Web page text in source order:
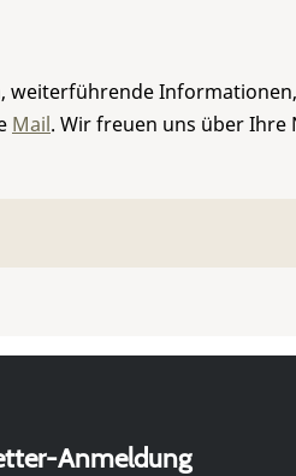
Mail. Wir freuen uns über Ihre
Anmeldung